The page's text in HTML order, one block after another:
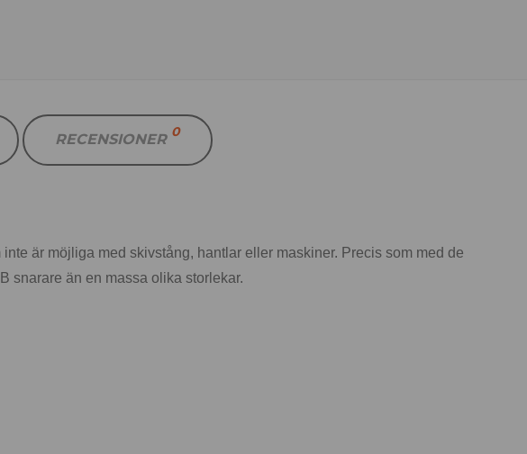
RECENSIONER 0
är möjliga med skivstång, hantlar eller maskiner. Precis som med de
snarare än en massa olika storlekar.